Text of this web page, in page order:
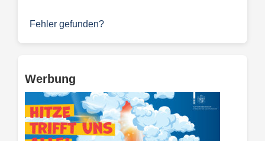
Fehler gefunden?
Werbung